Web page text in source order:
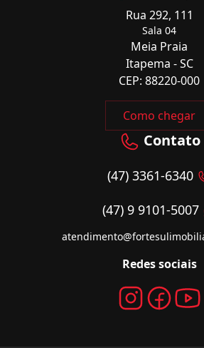
Rua 292, 111
Sala 04
Meia Praia
Itapema - SC
CEP: 88220-000
Como chegar
Contato
(47) 3361-6340
(47) 9 9101-5007
Redes sociais